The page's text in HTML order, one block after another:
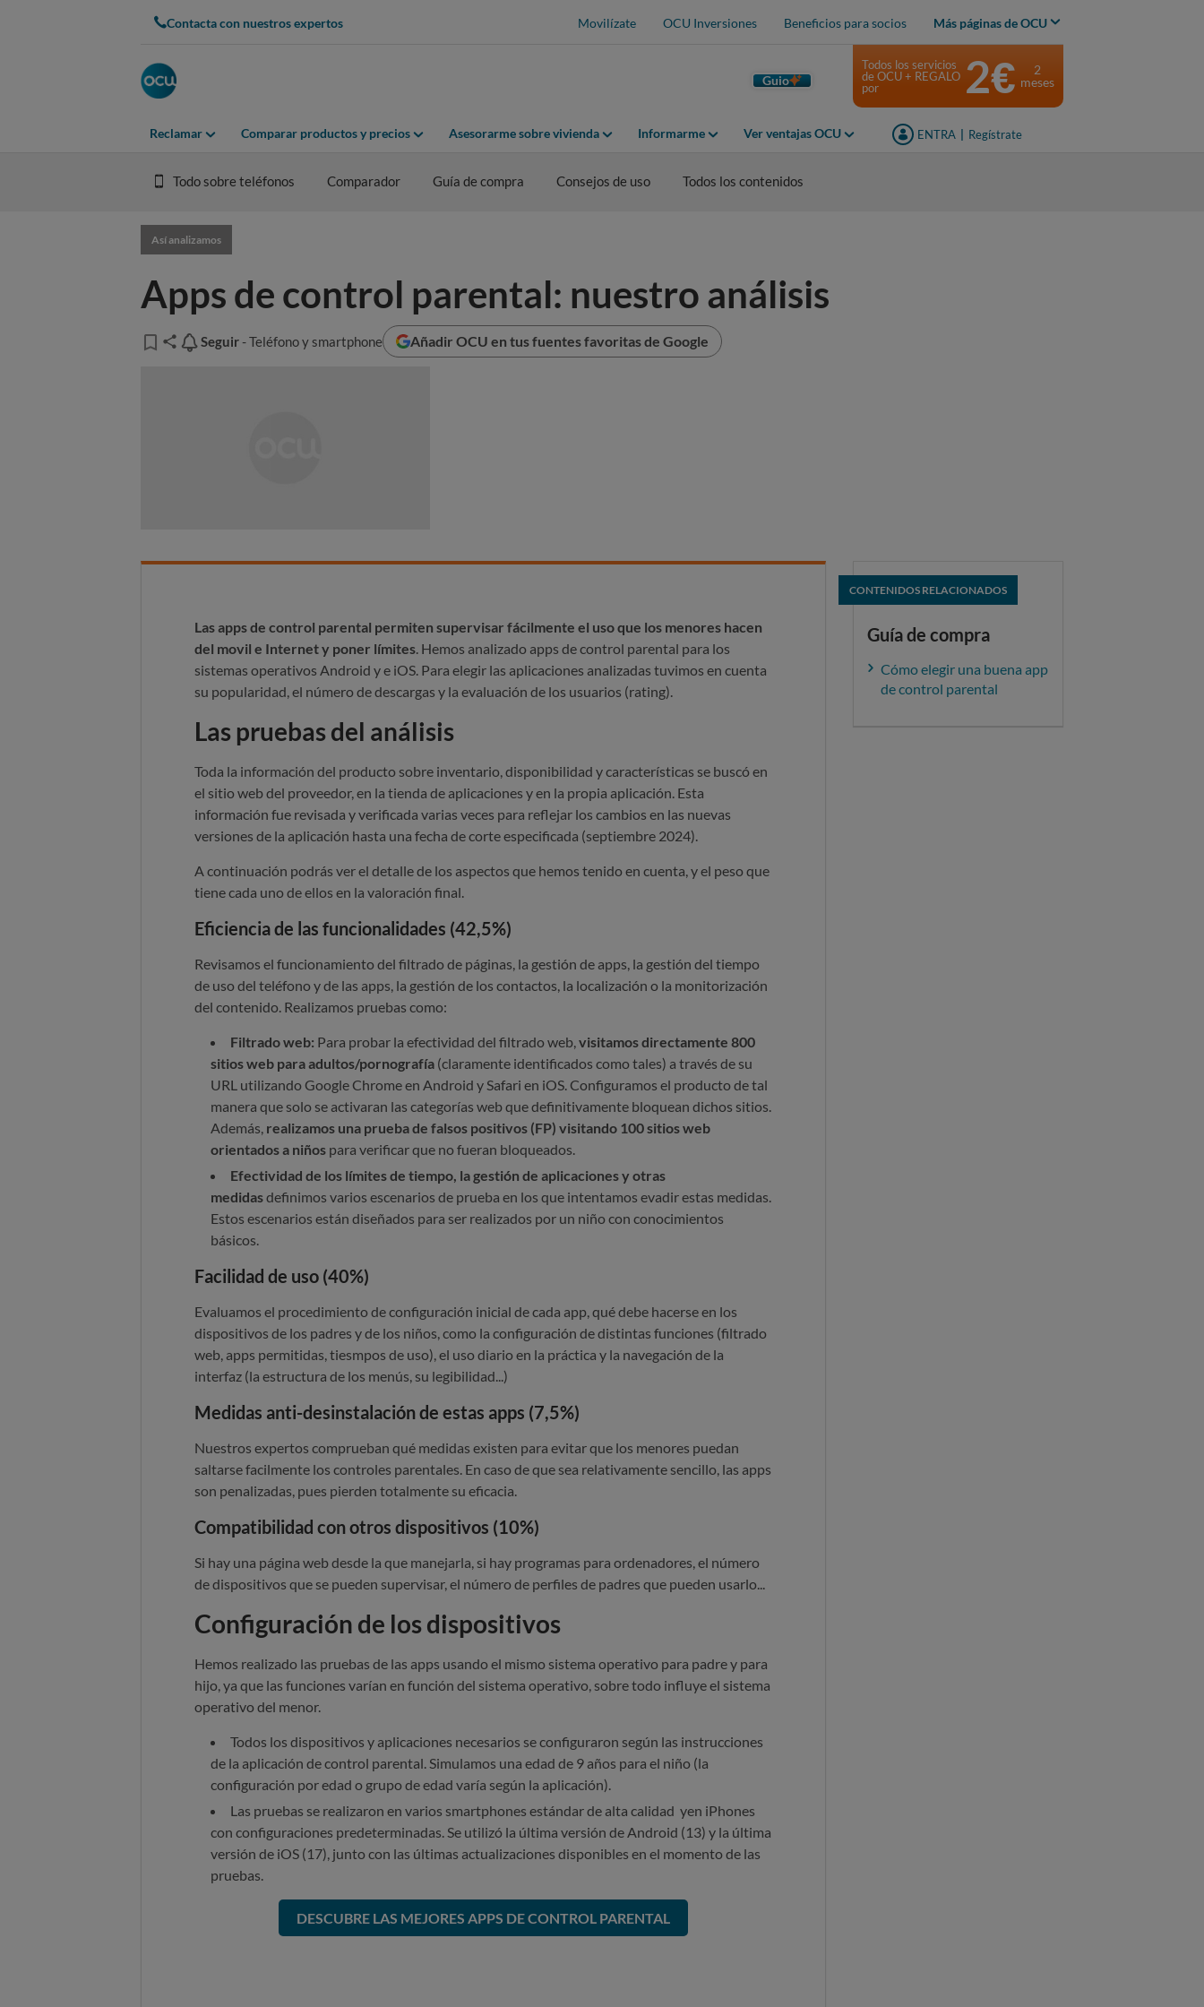
Contacta con nuestros expertos Movilízate OCU Inversiones Beneficios para socios Más páginas de OCU
Guio
Reclamar Comparar productos y precios Asesorarme sobre vivienda Informarme Ver ventajas OCU ENTRA Regístrate
Todos los servicios
de OCU + REGALO
por
2€
2
meses
Todo sobre teléfonos Comparador Guía de compra Consejos de uso Todos los contenidos
Así analizamos
Apps de control parental: nuestro análisis
Seguir
Seguir - Teléfono y smartphone Añadir OCU en tus fuentes favoritas de Google
Las apps de control parental permiten supervisar fácilmente el uso que los menores hacen
del movil e Internet y poner límites. Hemos analizado apps de control parental para los
sistemas operativos Android y e iOS. Para elegir las aplicaciones analizadas tuvimos en cuenta
su popularidad, el número de descargas y la evaluación de los usuarios (rating).
Las pruebas del análisis
Toda la información del producto sobre inventario, disponibilidad y características se buscó en
el sitio web del proveedor, en la tienda de aplicaciones y en la propia aplicación. Esta
información fue revisada y verificada varias veces para reflejar los cambios en las nuevas
versiones de la aplicación hasta una fecha de corte especificada (septiembre 2024).
A continuación podrás ver el detalle de los aspectos que hemos tenido en cuenta, y el peso que
tiene cada uno de ellos en la valoración final.
Eficiencia de las funcionalidades (42,5%)
Revisamos el funcionamiento del filtrado de páginas, la gestión de apps, la gestión del tiempo
de uso del teléfono y de las apps, la gestión de los contactos, la localización o la monitorización
del contenido. Realizamos pruebas como:
Filtrado web: Para probar la efectividad del filtrado web,visitamos directamente 800
sitios web para adultos/pornografía(claramente identificados como tales) a través de su
URL utilizando Google Chrome en Android y Safari en iOS. Configuramos el producto de tal
manera que solo se activaran las categorías web que definitivamente bloquean dichos sitios.
Además, realizamos una prueba de falsos positivos (FP) visitando 100 sitios web
orientados a niñospara verificar que no fueran bloqueados.
Efectividad de los límites de tiempo, la gestión de aplicaciones y otras
medidasdefinimos varios escenarios de prueba en los que intentamos evadir estas medidas.
Estos escenarios están diseñados para ser realizados por un niño con conocimientos
básicos.
Facilidad de uso (40%)
Evaluamos el procedimiento de configuración inicial de cada app, qué debe hacerse en los
dispositivos de los padres y de los niños, como la configuración de distintas funciones (filtrado
web, apps permitidas, tiesmpos de uso), el uso diario en la práctica y la navegación de la
interfaz (la estructura de los menús, su legibilidad...)
Medidas anti-desinstalación de estas apps (7,5%)
Nuestros expertos comprueban qué medidas existen para evitar que los menores puedan
saltarse facilmente los controles parentales. En caso de que sea relativamente sencillo, las apps
son penalizadas, pues pierden totalmente su eficacia.
Compatibilidad con otros dispositivos (10%)
Si hay una página web desde la que manejarla, si hay programas para ordenadores, el número
de dispositivos que se pueden supervisar, el número de perfiles de padres que pueden usarlo...
Configuración de los dispositivos
Hemos realizado las pruebas de las apps usando el mismo sistema operativo para padre y para
hijo, ya que las funciones varían en función del sistema operativo, sobre todo influye el sistema
operativo del menor.
Todos los dispositivos y aplicaciones necesarios se configuraron según las instrucciones
de la aplicación de control parental. Simulamos una edad de 9 años para el niño (la
configuración por edad o grupo de edad varía según la aplicación).
Las pruebas se realizaron en varios smartphones estándar de alta calidad yen iPhones
con configuraciones predeterminadas. Se utilizó la última versión de Android (13) y la última
versión de iOS (17), junto con las últimas actualizaciones disponibles en el momento de las
pruebas.
DESCUBRE LAS MEJORES APPS DE CONTROL PARENTAL
CONTENIDOS RELACIONADOS
Guía de compra
Cómo elegir una buena app
de control parental